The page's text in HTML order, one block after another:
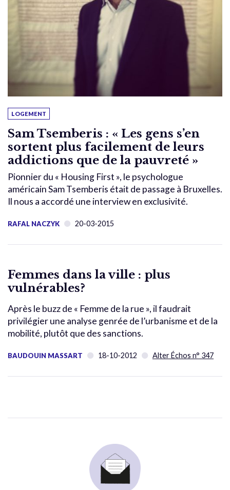
LOGEMENT
Sam Tsemberis : « Les gens s’en
sortent plus facilement de leurs
addictions que de la pauvreté »
Pionnier du « Housing First », le psychologue
américain Sam Tsemberis était de passage à Bruxelles.
Il nous a accordé une interview en exclusivité.
RAFAL NACZYK 20-03-2015
Femmes dans la ville : plus
vulnérables?
Après le buzz de « Femme de la rue », il faudrait
privilégier une analyse genrée de l’urbanisme et de la
mobilité, plutôt que des sanctions.
BAUDOUIN MASSART 18-10-2012 Alter Échos n° 347